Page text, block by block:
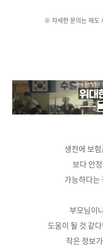
※ 자세한 문의는 제도
생전에 보
보다 안
가능하다는
부모님이
도움이 될 것 같
작은 정보